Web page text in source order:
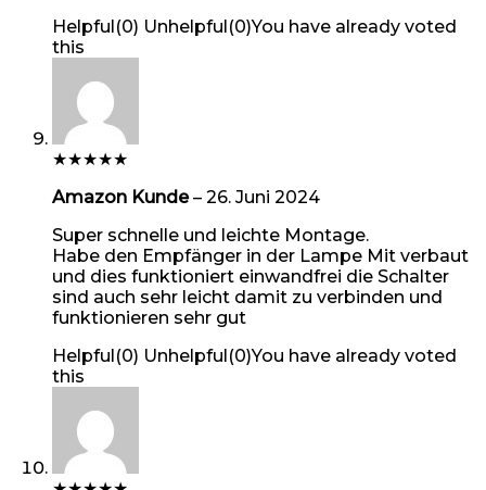
Helpful(0) Unhelpful(0)You have already voted
this
★★★★★
Amazon Kunde– 26. Juni 2024
Super schnelle und leichte Montage.
Habe den Empfänger in der Lampe Mit verbaut
und dies funktioniert einwandfrei die Schalter
sind auch sehr leicht damit zu verbinden und
funktionieren sehr gut
Helpful(0) Unhelpful(0)You have already voted
this